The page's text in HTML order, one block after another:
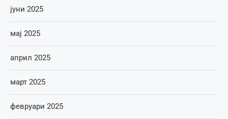
јуни 2025
мај 2025
април 2025
март 2025
февруари 2025